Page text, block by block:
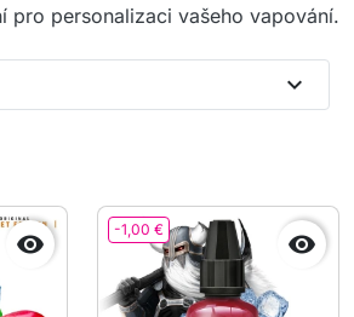
pro personalizaci vašeho vapování.
expand_more
 -1,00 € 